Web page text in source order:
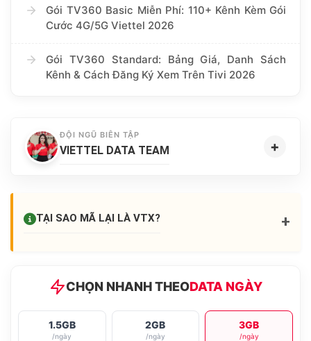
Gói TV360 Basic Miễn Phí: 110+ Kênh Kèm Gói
Cước 4G/5G Viettel 2026
Gói TV360 Standard: Bảng Giá, Danh Sách
Kênh & Cách Đăng Ký Xem Trên Tivi 2026
ĐỘI NGŨ BIÊN TẬP
VIETTEL DATA TEAM +
TẠI SAO MÃ LẠI LÀ VTX? +
CHỌN NHANH THEODATA NGÀY
1.5GB
/ngày
2GB
/ngày
3GB
/ngày